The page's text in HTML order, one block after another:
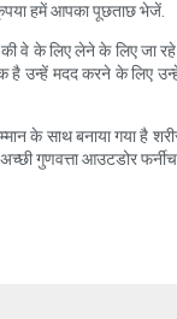
हमें आपका पूछताछ भेजें.
लिए लेने के लिए जा
है उन्हें मदद करने के
के साथ बनाया गया है
गुणवत्ता आउटडोर